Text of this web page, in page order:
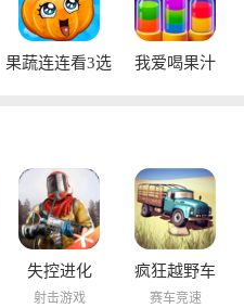
果蔬连连看3选
我爱喝果汁
失控进化
射击游戏
疯狂越野车
赛车竞速